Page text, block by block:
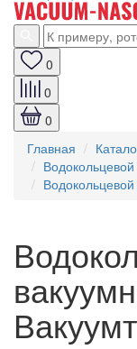
0
0
0
Главная